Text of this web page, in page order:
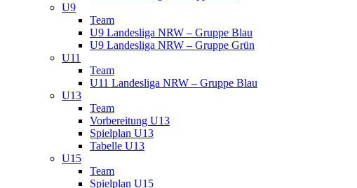
U9
Team
U9 Landesliga NRW – Gruppe Blau
U9 Landesliga NRW – Gruppe Grün
U11
Team
U11 Landesliga NRW – Gruppe Blau
U13
Team
Vorbereitung U13
Spielplan U13
Tabelle U13
U15
Team
Spielplan U15